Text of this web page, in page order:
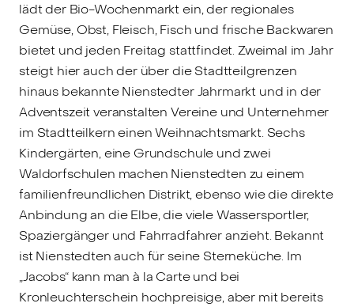
lädt der Bio-Wochenmarkt ein, der regionales
Gemüse, Obst, Fleisch, Fisch und frische Backwaren
bietet und jeden Freitag stattfindet. Zweimal im Jahr
steigt hier auch der über die Stadtteilgrenzen
hinaus bekannte Nienstedter Jahrmarkt und in der
Adventszeit veranstalten Vereine und Unternehmer
im Stadtteilkern einen Weihnachtsmarkt. Sechs
Kindergärten, eine Grundschule und zwei
Waldorfschulen machen Nienstedten zu einem
familienfreundlichen Distrikt, ebenso wie die direkte
Anbindung an die Elbe, die viele Wassersportler,
Spaziergänger und Fahrradfahrer anzieht. Bekannt
ist Nienstedten auch für seine Sterneküche. Im
„Jacobs“ kann man à la Carte und bei
Kronleuchterschein hochpreisige, aber mit bereits